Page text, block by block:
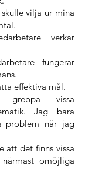
vilja ur mina
verkar
fungerar
effektiva mål.
vissa
Jag bara
problem när jag
att det finns vissa
omöjliga